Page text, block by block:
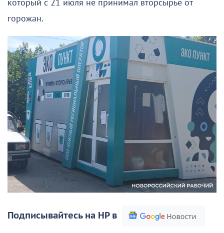
который с 21 июля не принимал вторсырье от
горожан.
Подписывайтесь на НР в